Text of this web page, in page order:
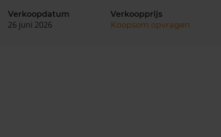
Verkoopdatum
26 juni 2026
Verkoopprijs
Koopsom opvragen